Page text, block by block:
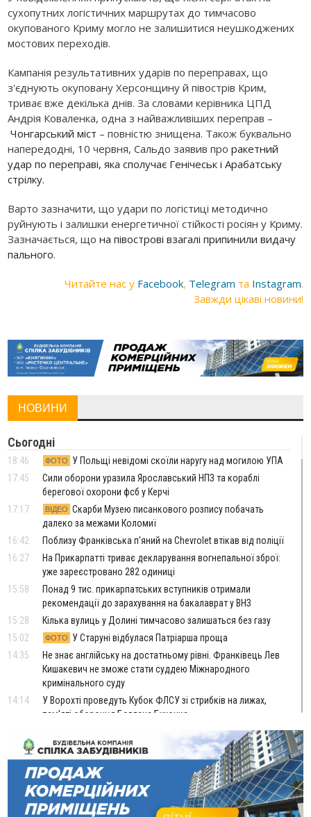
сухопутних логістичних маршрутах до тимчасово
окупованого Криму могло не залишитися неушкоджених
мостових переходів.
Кампанія результативних ударів по переправах, що
з'єднують окуповану Херсонщину й півострів Крим,
триває вже декілька днів. За словами керівника ЦПД
Андрія Коваленка, одна з найважливіших переправ –
Чонгарський міст – повністю знищена. Також буквально
напередодні, 10 червня, Сальдо заявив проракетний
удар по переправі, яка сполучає Генічеськ і Арабатську
стрілку.
Варто зазначити, що удари по логістиці методично
руйнують і залишки енергетичної стійкості росіян у Криму.
Зазначається, що на півострові взагалі припинили видачу
пального.
Читайте нас у Facebook, Telegram та Instagram.
Завжди цікаві новини!
НОВИНИ
Сьогодні
18:46 ФОТО
У Польщі невідомі скоїли наругу над могилою УПА
17:45
Сили оборони уразила Ярославський НПЗ та кораблі
берегової охорони фсб у Керчі
17:17
ВІДЕО Скарби Музею писанкового розпису побачать
далеко за межами Коломиї
16:42
Поблизу Франківська п'яний на Chevrolet втікав від поліції
16:27
На Прикарпатті триває декларування вогнепальної зброї:
уже зареєстровано 282 одиниці
15:58
Понад 9 тис. прикарпатських вступників отримали
рекомендації до зарахування на бакалаврат у ВНЗ
15:28
Кілька вулиць у Долині тимчасово залишаться без газу
15:02
ФОТО
У Старуні відбулася Патріарша проща
14:35
Не знає англійську на достатньому рівні. Франківець Лев
Кишакевич не зможе стати суддею Міжнародного
кримінального суду
14:14
У Ворохті проведуть Кубок ФЛСУ зі стрибків на лижах,
пам'яті оборонця Богдана Бухонка
На Калущині розшукали чоловіка, який три дні
блукав у лісі
13:14
Боднар розповів про реакцію влади Польщі на атаки на
українців та про зміни після 23 серпня
12:31
ВІДЕО "Едельвейси" щемливо привітали рідну Коломию з
Днем міста